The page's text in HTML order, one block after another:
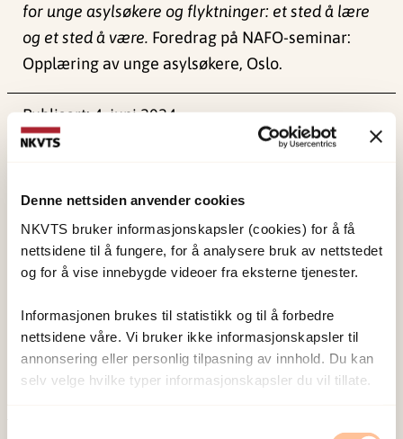
Denne nettsiden anvender cookies
NKVTS bruker informasjonskapsler (cookies) for å få
nettsidene til å fungere, for å analysere bruk av nettstedet
og for å vise innebygde videoer fra eksterne tjenester.
Informasjonen brukes til statistikk og til å forbedre
nettsidene våre. Vi bruker ikke informasjonskapsler til
annonsering eller personlig tilpasning av innhold. Du kan
selv velge hvilke typer informasjonskapsler du vil tillate.
for unge asylsøkere og flyktninger: et sted å lære
og et sted å være. Foredrag på NAFO-seminar:
Opplæring av unge asylsøkere, Oslo.
Publisert:4. juni 2024
Sist redigert:
NKVTS utvikler og sprer kunnskap og kompetanse
til å forebygge og redusere de helsemessige og
sosiale konsekvensene som vold og traumatisk
stress kan medføre.